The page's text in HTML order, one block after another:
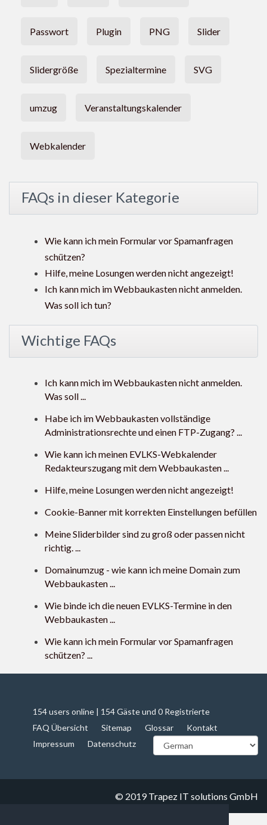
Passwort Plugin PNG Slider
Slidergröße Spezialtermine SVG
umzug Veranstaltungskalender
Webkalender
FAQs in dieser Kategorie
Wie kann ich mein Formular vor Spamanfragen
schützen?
Hilfe, meine Losungen werden nicht angezeigt!
Ich kann mich im Webbaukasten nicht anmelden.
Was soll ich tun?
Wichtige FAQs
Ich kann mich im Webbaukasten nicht anmelden.
Was soll ...
Habe ich im Webbaukasten vollständige
Administrationsrechte und einen FTP-Zugang? ...
Wie kann ich meinen EVLKS-Webkalender
Redakteurszugang mit dem Webbaukasten ...
Hilfe, meine Losungen werden nicht angezeigt!
Cookie-Banner mit korrekten Einstellungen befüllen
Meine Sliderbilder sind zu groß oder passen nicht
richtig. ...
Domainumzug - wie kann ich meine Domain zum
Webbaukasten ...
Wie binde ich die neuen EVLKS-Termine in den
Webbaukasten ...
Wie kann ich mein Formular vor Spamanfragen
schützen? ...
154 users online | 154 Gäste und 0 Registrierte
FAQ Übersicht
Sitemap Glossar
Kontakt
Impressum
Datenschutz
© 2019Trapez IT solutions GmbH